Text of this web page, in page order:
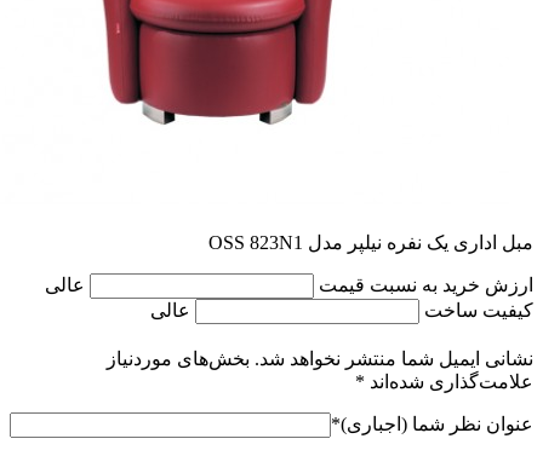
مبل اداری یک نفره نیلپر مدل OSS 823N1
ارزش خرید به نسبت قیمت
عالی
کیفیت ساخت
عالی
نشانی ایمیل شما منتشر نخواهد شد. بخش‌های موردنیاز
علامت‌گذاری شده‌اند *
عنوان نظر شما (اجباری)*